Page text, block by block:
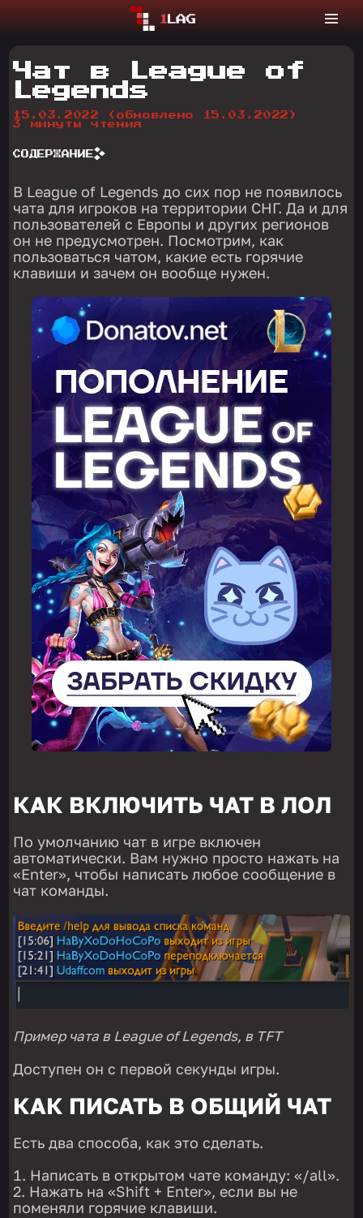
Чат в League of
Legends
15.03.2022
(обновлено 15.03.2022)
3 минуты чтения
СОДЕРЖАНИЕ
В League of Legends до сих пор не появилось
чата для игроков на территории СНГ. Да и для
пользователей с Европы и других регионов
он не предусмотрен. Посмотрим, как
пользоваться чатом, какие есть горячие
клавиши и зачем он вообще нужен.
КАК ВКЛЮЧИТЬ ЧАТ В ЛОЛ
По умолчанию чат в игре включен
автоматически. Вам нужно просто нажать на
«Enter», чтобы написать любое сообщение в
чат команды.
Пример чата в League of Legends, в TFT
Доступен он с первой секунды игры.
КАК ПИСАТЬ В ОБЩИЙ ЧАТ
Есть два способа, как это сделать.
Написать в открытом чате команду: «/all».
Нажать на «Shift + Enter», если вы не
поменяли горячие клавиши.